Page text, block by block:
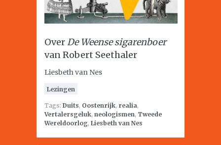
OverDe Weense sigarenboer
van Robert Seethaler
Liesbeth van Nes
Lezingen
Tags: Duits, Oostenrijk, realia,
Vertalersgeluk, neologismen, Tweede
Wereldoorlog, Liesbeth van Nes